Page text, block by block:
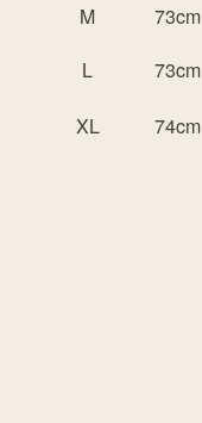
M 73cm
L
73cm
XL 74cm